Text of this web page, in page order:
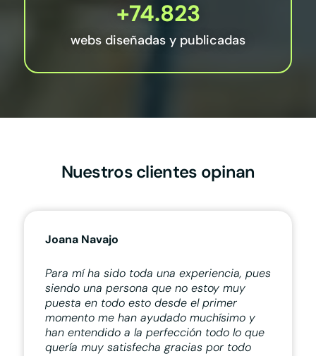
+74.823
webs diseñadas y publicadas
Nuestros clientes opinan
Joana Navajo
Para mí ha sido toda una experiencia, pues
siendo una persona que no estoy muy
puesta en todo esto desde el primer
momento me han ayudado muchísimo y
han entendido a la perfección todo lo que
quería muy satisfecha gracias por todo